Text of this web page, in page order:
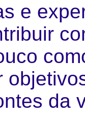
e
da